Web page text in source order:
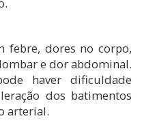
febre, dores no corpo,
e dor abdominal.
haver dificuldade
dos batimentos
arterial.